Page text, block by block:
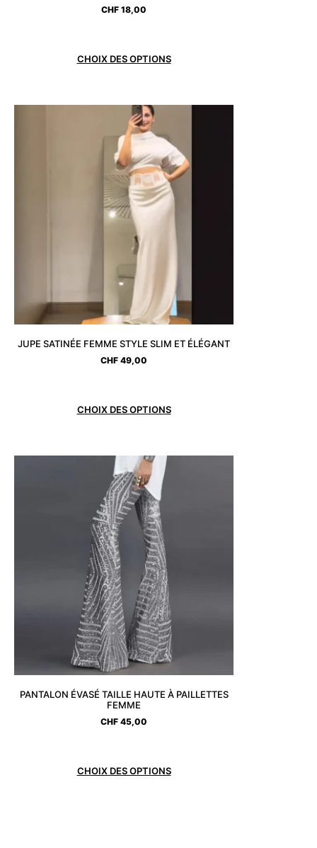
CHF 18,00
CHOIX DES OPTIONS
JUPE SATINÉE FEMME STYLE SLIM ET ÉLÉGANT
CHF 49,00
CHOIX DES OPTIONS
PANTALON ÉVASÉ TAILLE HAUTE À PAILLETTES
FEMME
CHF 45,00
CHOIX DES OPTIONS